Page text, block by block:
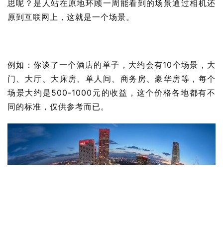
行
开
眼
案
例
避
坑
思呢？是人站在原地环顾一周能看到的场景通过相机还
原到互联网上，这就是一个场景。
例如：你谈了一个酒店的单子，大约会有10个场景，大
门、大厅、大床房、单人间、商务房、豪华房等，每个
场景大约是500-1000元的收益，这个价格各地都有不
同的标准，仅供参考而已。